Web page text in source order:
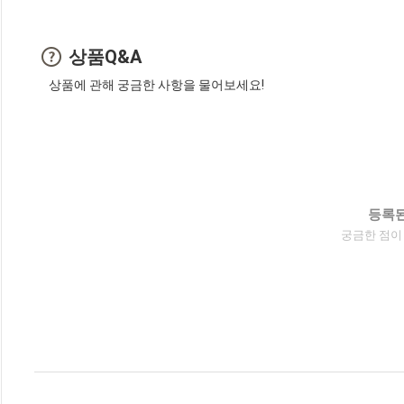
상품Q&A
상품에 관해 궁금한 사항을 물어보세요!
등록
궁금한 점